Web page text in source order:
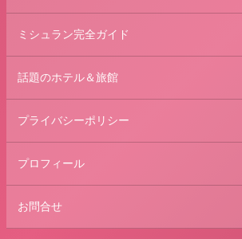
ミシュラン完全ガイド
話題のホテル＆旅館
プライバシーポリシー
プロフィール
お問合せ